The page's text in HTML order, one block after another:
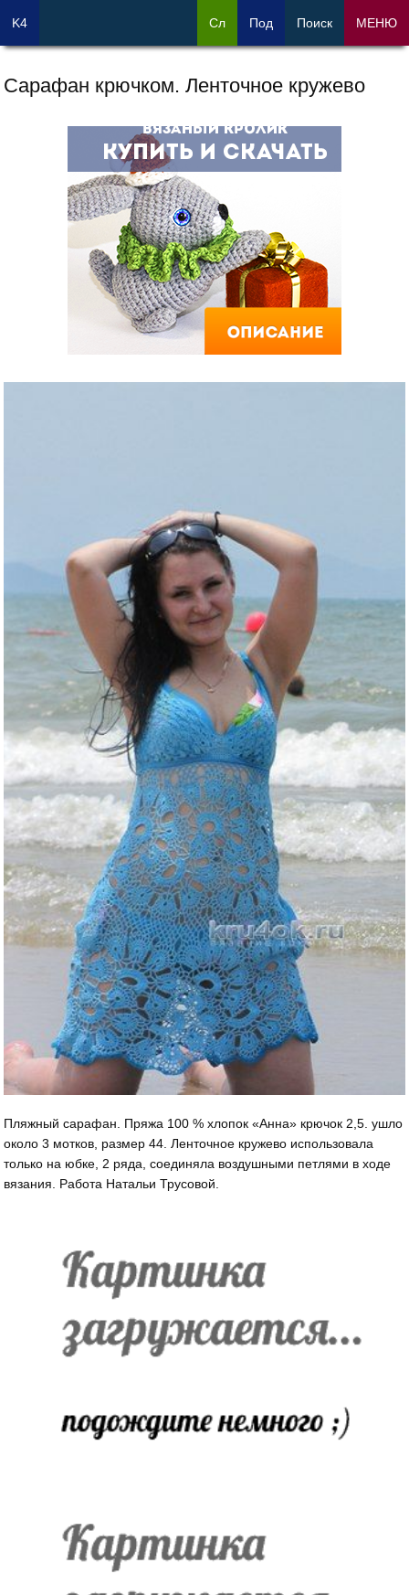
Сарафан крючком. Ленточное кружево
Пляжный сарафан. Пряжа 100 % хлопок «Анна» крючок 2,5. ушло
около 3 мотков, размер 44. Ленточное кружево использовала
только на юбке, 2 ряда, соединяла воздушными петлями в ходе
вязания. Работа Натальи Трусовой.
K4 Сл Под Поиск МЕНЮ